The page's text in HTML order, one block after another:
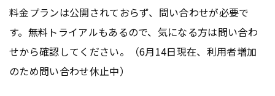
料金プランは公開されておらず、問い合わせが必要で
す。無料トライアルもあるので、気になる方は問い合わ
せから確認してください。（6月14日現在、利用者増加
のため問い合わせ休止中）